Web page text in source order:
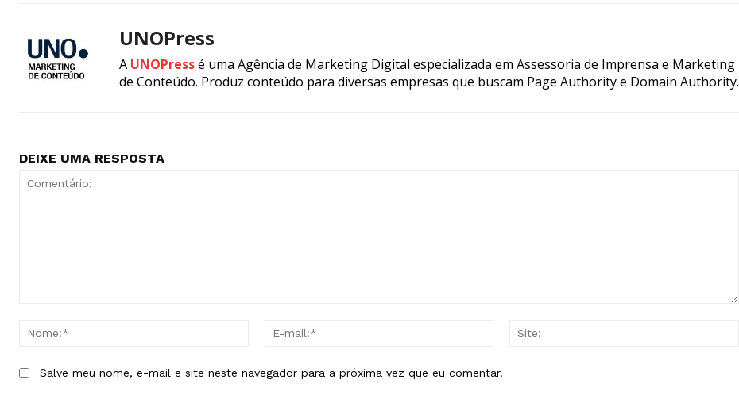
UNOPress
A UNOPressé uma Agência de Marketing Digital especializada em Assessoria de Imprensa e Marketing
de Conteúdo. Produz conteúdo para diversas empresas que buscam Page Authority e Domain Authority.
DEIXE UMA RESPOSTA
Nome:*
Salve meu nome, e-mail e site neste navegador para a próxima vez que eu comentar.